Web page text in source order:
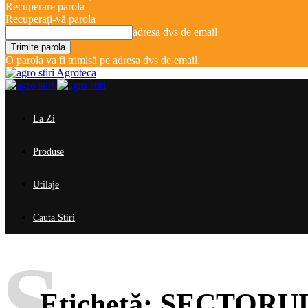
Recuperare parola
Recuperați-vă parola
adresa dvs de email
O parola va fi trimisă pe adresa dvs de email.
Agroteca
La Zi
Produse
Utilaje
Cauta Stiri